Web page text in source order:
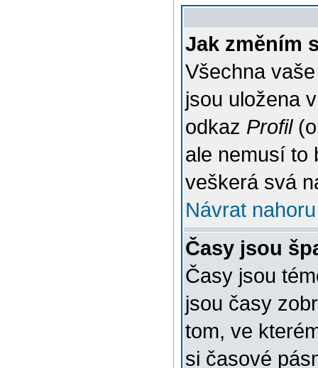
Jak změním
Všechna
jsou uložena
odkaz Profil
ale nemusí to
veškerá svá
Návrat nahoru
Časy jsou
Časy jsou
jsou časy
tom, ve
si časové